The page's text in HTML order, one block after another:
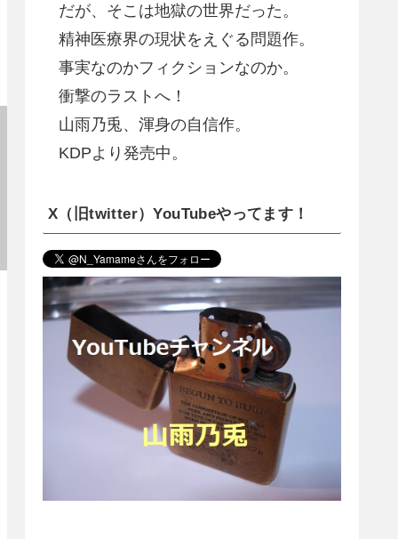
だが、そこは地獄の世界だった。
精神医療界の現状をえぐる問題作。
事実なのかフィクションなのか。
衝撃のラストへ！
山雨乃兎、渾身の自信作。
KDPより発売中。
X（旧twitter）YouTubeやってます！